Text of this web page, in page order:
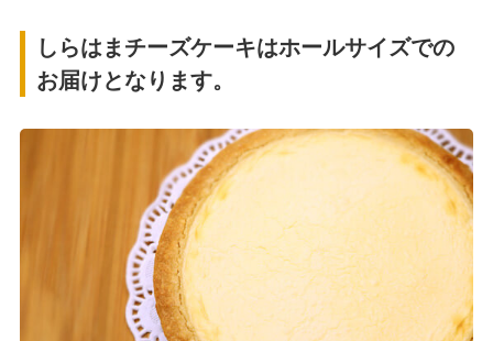
しらはまチーズケーキはホールサイズでの
お届けとなります。